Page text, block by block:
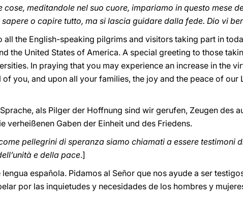
cose, meditandole nel suo cuore, impariamo in questo mese
o capire tutto, ma si lascia guidare dalla fede. Dio vi
the English-speaking pilgrims and visitors taking part in
the United States of America. A special greeting to those
In praying that you may experience an increase in the
you, and upon all your families, the joy and the peace of our
als Pilger der Hoffnung sind wir gerufen, Zeugen des
verheißenen Gaben der Einheit und des Friedens.
pellegrini di speranza siamo chiamati a essere testimoni
e della pace.]
española. Pidamos al Señor que nos ayude a ser
por las inquietudes y necesidades de los hombres y